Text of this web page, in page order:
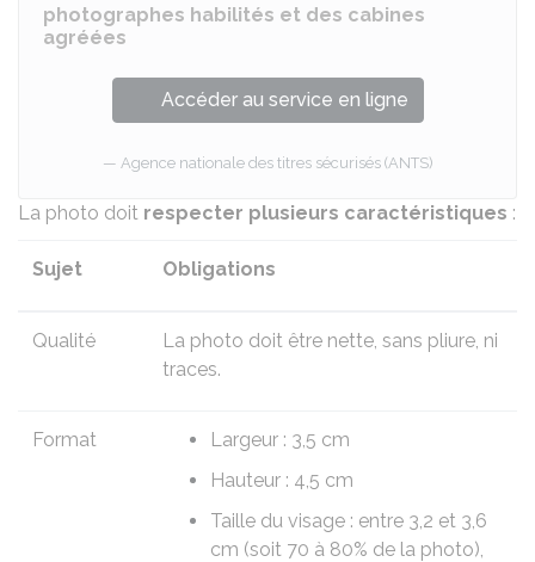
photographes habilités et des cabines
agréées
Accéder au service en ligne
Agence nationale des titres sécurisés (ANTS)
La photo doit respecter plusieurs caractéristiques :
Sujet Obligations
Qualité
La photo doit être nette, sans pliure, ni
traces.
Format
Largeur : 3,5 cm
Hauteur : 4,5 cm
Taille du visage : entre 3,2 et 3,6
cm (soit 70 à 80% de la photo),